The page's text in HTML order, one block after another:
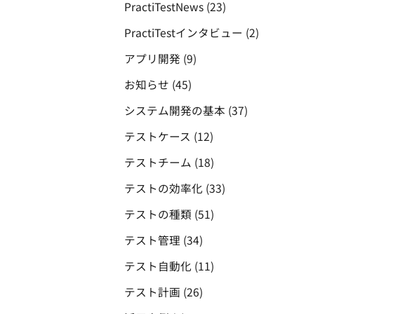
PractiTestNews (23)
PractiTestインタビュー (2)
アプリ開発 (9)
お知らせ (45)
システム開発の基本 (37)
テストケース (12)
テストチーム (18)
テストの効率化 (33)
テストの種類 (51)
テスト管理 (34)
テスト自動化 (11)
テスト計画 (26)